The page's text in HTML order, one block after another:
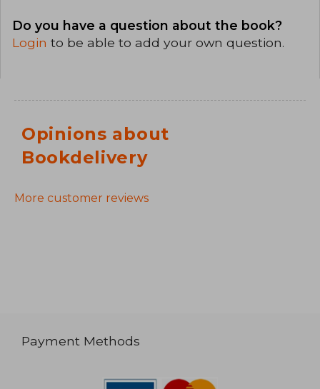
Do you have a question about the book?
Login to be able to add your own question.
Opinions about
Bookdelivery
More customer reviews
Payment Methods